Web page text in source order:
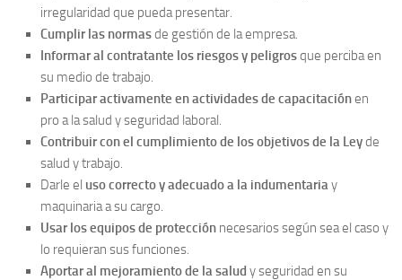
irregularidad que pueda presentar.
Cumplir las normasde gestión de la empresa.
Informar al contratante los riesgos y peligrosque perciba en
su medio de trabajo.
Participar activamente en actividades de capacitaciónen
pro a la salud y seguridad laboral.
Contribuir con el cumplimiento de los objetivos de la Leyde
salud y trabajo.
Darle el uso correcto y adecuado a la indumentariay
maquinaria a su cargo.
Usar los equipos de protección necesarios según sea el caso y
lo requieran sus funciones.
Aportar al mejoramiento de la salud y seguridad en su